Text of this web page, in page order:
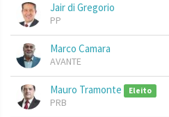
Jair di Gregorio
PP
Marco Camara
AVANTE
Mauro Tramonte Eleito
PRB